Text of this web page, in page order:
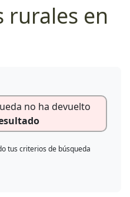
rurales en
no ha devuelto
tus criterios de búsqueda